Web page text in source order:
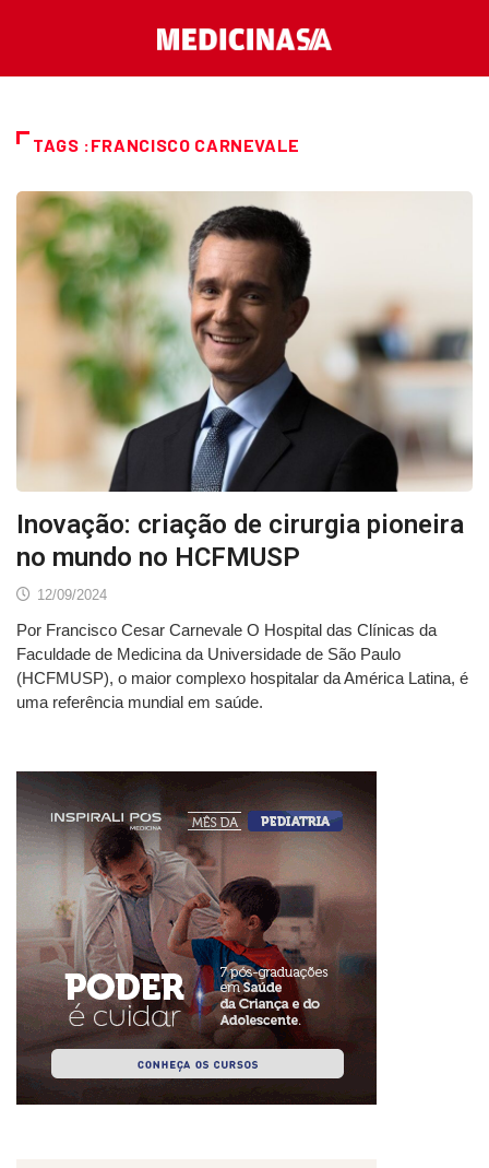
TAGS :FRANCISCO CARNEVALE
Inovação: criação de cirurgia pioneira
no mundo no HCFMUSP
12/09/2024
Por Francisco Cesar Carnevale O Hospital das Clínicas da
Faculdade de Medicina da Universidade de São Paulo
(HCFMUSP), o maior complexo hospitalar da América Latina, é
uma referência mundial em saúde.